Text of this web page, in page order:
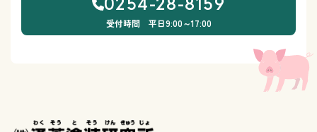
受付時間 平日9:00～17:00